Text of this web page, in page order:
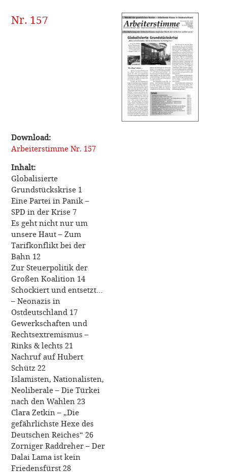
Nr. 157
Download:
Arbeiterstimme Nr. 157
Inhalt:
Globalisierte
Grundstückskrise 1
Eine Partei in Panik –
SPD in der Krise 7
Es geht nicht nur um
unsere Haut – Zum
Tarifkonflikt bei der
Bahn 12
Zur Steuerpolitik der
Großen Koalition 14
Schockiert und entsetzt…
– Neonazis in
Ostdeutschland 17
Gewerkschaften und
Rechtsextremismus –
Rinks & lechts 21
Nachruf auf Hubert
Schütz 22
Islamisten, Nationalisten,
Neoliberale – Die Türkei
nach den Wahlen 23
Clara Zetkin – „Die
gefährlichste Hexe des
Deutschen Reiches“ 26
Zorniger Raddreher – Der
Dalai Lama ist kein
Friedensfürst 28